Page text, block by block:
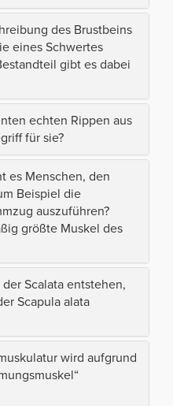
des Brustbeins
eines Schwertes
gibt es dabei
echten Rippen aus
für sie?
es Menschen, den
Beispiel die
auszuführen?
größte Muskel des
Scalata entstehen,
Scapula alata
wird aufgrund